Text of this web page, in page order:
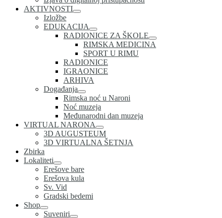
AKTIVNOSTI
Izložbe
EDUKACIJA
RADIONICE ZA ŠKOLE
RIMSKA MEDICINA
SPORT U RIMU
RADIONICE
IGRAONICE
ARHIVA
Događanja
Rimska noć u Naroni
Noć muzeja
Međunarodni dan muzeja
VIRTUAL NARONA
3D AUGUSTEUM
3D VIRTUALNA ŠETNJA
Zbirka
Lokaliteti
Erešove bare
Erešova kula
Sv. Vid
Gradski bedemi
Shop
Suveniri